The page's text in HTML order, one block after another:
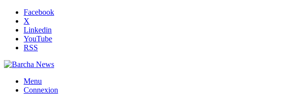
Facebook
X
Linkedin
YouTube
RSS
Menu
Connexion